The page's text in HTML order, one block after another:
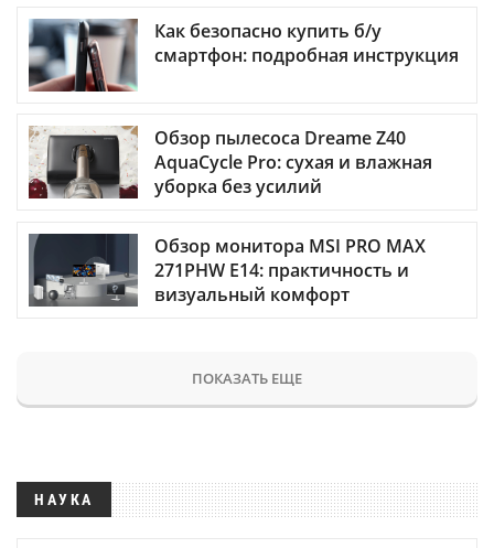
Как безопасно купить б/у
смартфон: подробная инструкция
Обзор пылесоса Dreame Z40
AquaCycle Pro: сухая и влажная
уборка без усилий
Обзор монитора MSI PRO MAX
271PHW E14: практичность и
визуальный комфорт
ПОКАЗАТЬ ЕЩЕ
НАУКА